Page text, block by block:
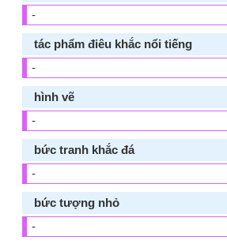
-
tác phẩm điêu khắc nổi tiếng
-
hình vẽ
-
bức tranh khắc đá
-
bức tượng nhỏ
-